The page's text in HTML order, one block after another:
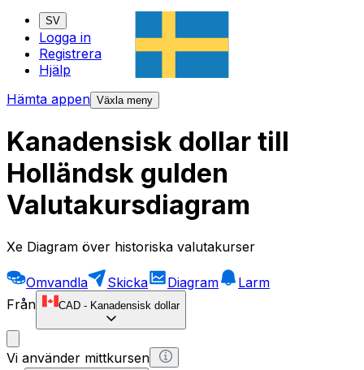
SV
Logga in
Registrera
Hjälp
Hämta appen Växla meny
Kanadensisk dollar till
Holländsk gulden
Valutakursdiagram
Xe Diagram över historiska valutakurser
Omvandla Skicka Diagram
Larm
Från
CAD - Kanadensisk dollar
Vi använder mittkursen